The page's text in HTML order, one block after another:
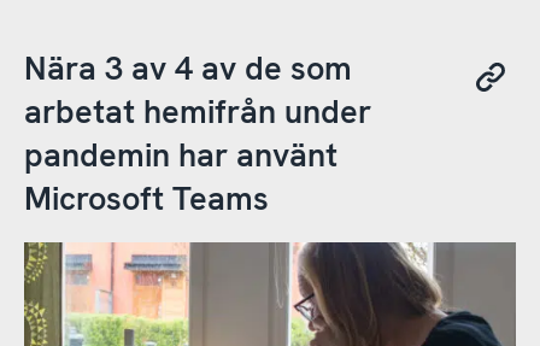
Nära 3 av 4 av de som
arbetat hemifrån under
pandemin har använt
Microsoft Teams